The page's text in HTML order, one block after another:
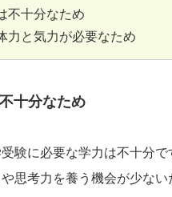
不十分なため
力と気力が必要なため
十分なため
験に必要な学力は不十分
思考力を養う機会が少ない